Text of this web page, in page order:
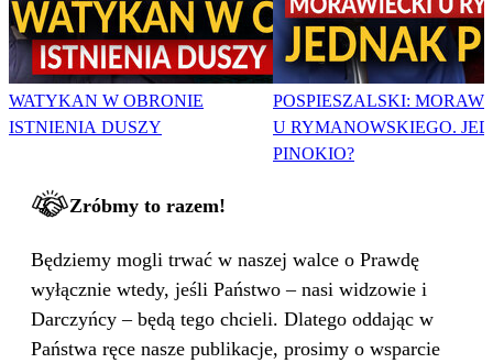
WATYKAN W OBRONIE
ISTNIENIA DUSZY
POSPIESZALSKI:
U RYMANOWSKIEGO.
PINOKIO?
Zróbmy to razem!
Będziemy mogli trwać w naszej walce o Prawdę
wyłącznie wtedy, jeśli Państwo – nasi widzowie i
Darczyńcy – będą tego chcieli. Dlatego oddając w
Państwa ręce nasze publikacje, prosimy o wsparcie